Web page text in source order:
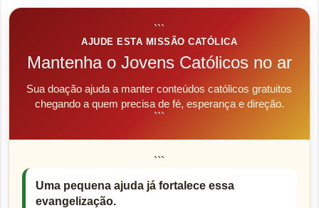
```
AJUDE ESTA MISSÃO CATÓLICA
Mantenha o Jovens Católicos no ar
Sua doação ajuda a manter conteúdos católicos gratuitos
chegando a quem precisa de fé, esperança e direção.
```
```
Uma pequena ajuda já fortalece essa
evangelização.